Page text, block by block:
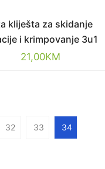
kliješta za skidanje
i krimpovanje 3u1
21,00KM
32 33 34